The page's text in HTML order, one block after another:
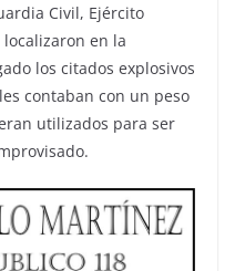
Civil, Ejército
en la
los citados explosivos
contaban con un peso
utilizados para ser